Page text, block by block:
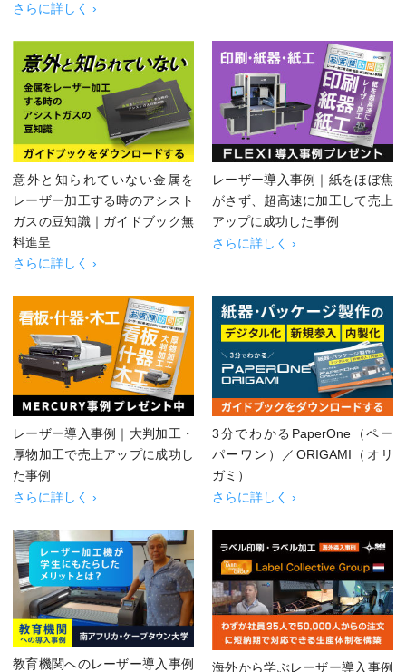
さらに詳しく ›
意外と知られていない金属を
レーザー加工する時のアシスト
ガスの豆知識｜ガイドブック無
料進呈
さらに詳しく ›
レーザー導入事例｜紙をほぼ焦
がさず、超高速に加工して売上
アップに成功した事例
さらに詳しく ›
レーザー導入事例｜大判加工・
厚物加工で売上アップに成功し
た事例
さらに詳しく ›
3分でわかるPaperOne（ペー
パーワン）／ORIGAMI（オリ
ガミ）
さらに詳しく ›
教育機関へのレーザー導入事例 海外から学ぶレーザー導入事例